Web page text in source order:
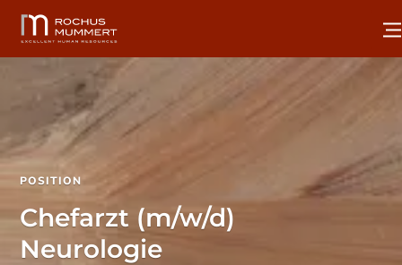
POSITION
Chefarzt (m/w/d)
Neurologie